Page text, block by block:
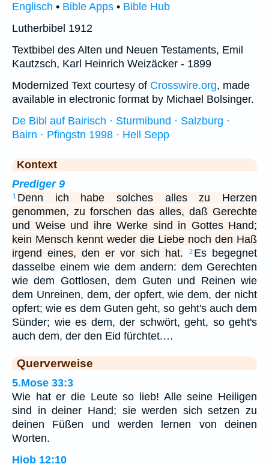
Englisch • Bible Apps • Bible Hub
Lutherbibel 1912
Textbibel des Alten und Neuen Testaments, Emil
Kautzsch, Karl Heinrich Weizäcker - 1899
Modernized Text courtesy of Crosswire.org, made
available in electronic format by Michael Bolsinger.
De Bibl auf Bairisch · Sturmibund · Salzburg ·
Bairn · Pfingstn 1998 · Hell Sepp
Kontext
Prediger 9
1 Denn ich habe solches alles zu Herzen
genommen, zu forschen das alles, daß Gerechte
und Weise und ihre Werke sind in Gottes Hand;
kein Mensch kennt weder die Liebe noch den Haß
irgend eines, den er vor sich hat.
2 Es begegnet
dasselbe einem wie dem andern: dem Gerechten
wie dem Gottlosen, dem Guten und Reinen wie
dem Unreinen, dem, der opfert, wie dem, der nicht
opfert; wie es dem Guten geht, so geht's auch dem
Sünder; wie es dem, der schwört, geht, so geht's
auch dem, der den Eid fürchtet.…
Querverweise
5.Mose 33:3
Wie hat er die Leute so lieb! Alle seine Heiligen
sind in deiner Hand; sie werden sich setzen zu
deinen Füßen und werden lernen von deinen
Worten.
Hiob 12:10